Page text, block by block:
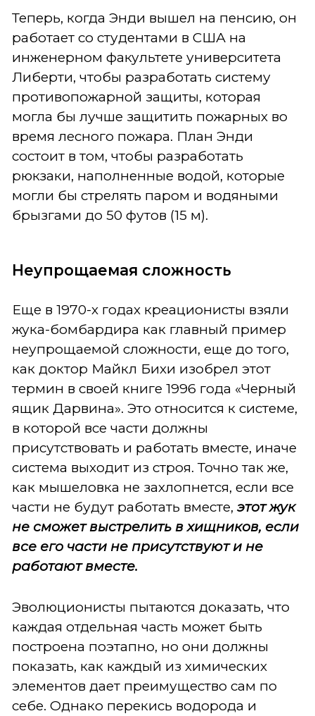
Теперь, когда Энди вышел на пенсию, он
работает со студентами в США на
инженерном факультете университета
Либерти, чтобы разработать систему
противопожарной защиты, которая
могла бы лучше защитить пожарных во
время лесного пожара. План Энди
состоит в том, чтобы разработать
рюкзаки, наполненные водой, которые
могли бы стрелять паром и водяными
брызгами до 50 футов (15 м).
Неупрощаемая сложность
Еще в 1970-х годах креационисты взяли
жука-бомбардира как главный пример
неупрощаемой сложности, еще до того,
как доктор Майкл Бихи изобрел этот
термин в своей книге 1996 года «Черный
ящик Дарвина». Это относится к системе,
в которой все части должны
присутствовать и работать вместе, иначе
система выходит из строя. Точно так же,
как мышеловка не захлопнется, если все
части не будут работать вместе, этот жук
не сможет выстрелить в хищников, если
все его части не присутствуют и не
работают вместе.
Эволюционисты пытаются доказать, что
каждая отдельная часть может быть
построена поэтапно, но они должны
показать, как каждый из химических
элементов дает преимущество сам по
себе. Однако перекись водорода и